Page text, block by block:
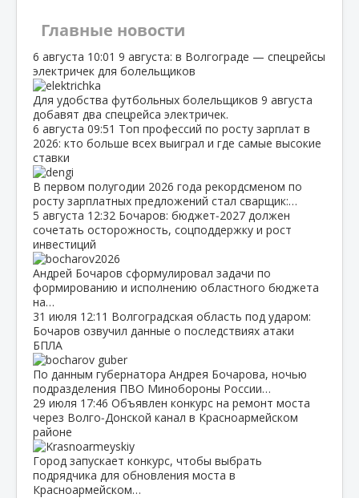
Главные новости
6 августа 10:01 9 августа: в Волгограде — спецрейсы
электричек для болельщиков
Для удобства футбольных болельщиков 9 августа
добавят два спецрейса электричек.
6 августа 09:51 Топ профессий по росту зарплат в
2026: кто больше всех выиграл и где самые высокие
ставки
В первом полугодии 2026 года рекордсменом по
росту зарплатных предложений стал сварщик:…
5 августа 12:32 Бочаров: бюджет‑2027 должен
сочетать осторожность, соцподдержку и рост
инвестиций
Андрей Бочаров сформулировал задачи по
формированию и исполнению областного бюджета
на…
31 июля 12:11 Волгоградская область под ударом:
Бочаров озвучил данные о последствиях атаки
БПЛА
По данным губернатора Андрея Бочарова, ночью
подразделения ПВО Минобороны России…
29 июля 17:46 Объявлен конкурс на ремонт моста
через Волго‑Донской канал в Красноармейском
районе
Город запускает конкурс, чтобы выбрать
подрядчика для обновления моста в
Красноармейском…